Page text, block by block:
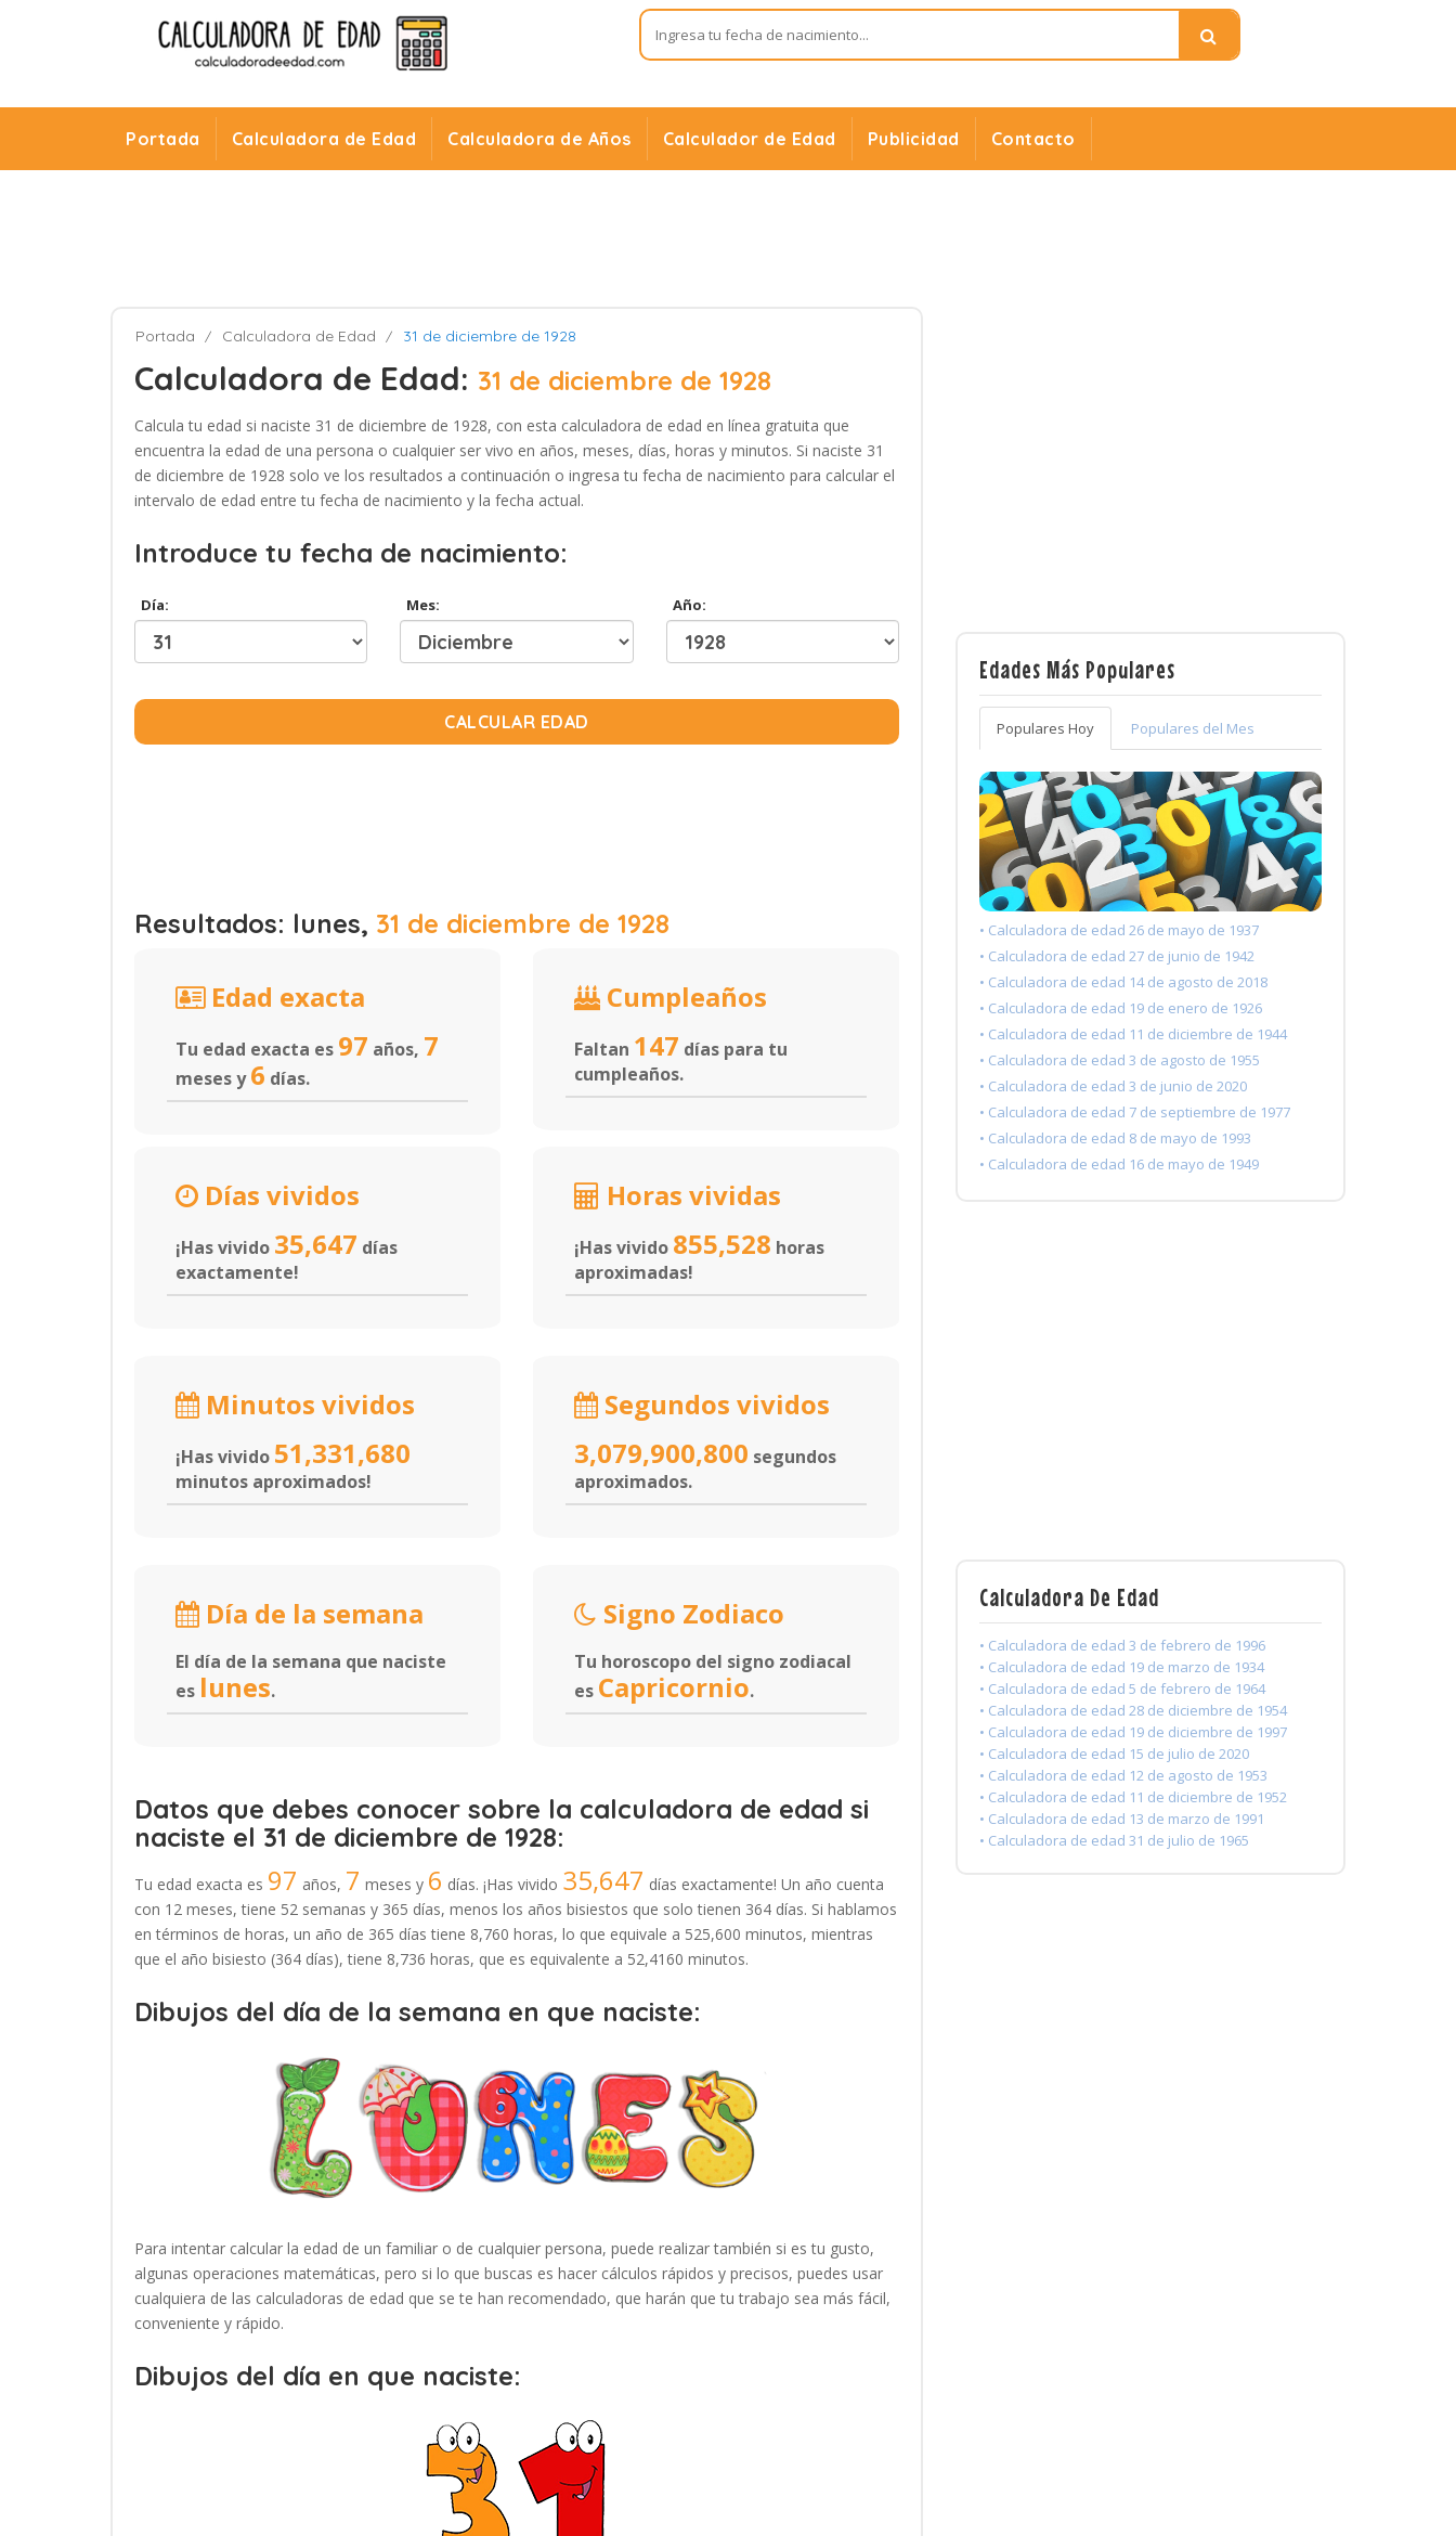
Portada Calculadora de Edad Calculadora de Años Calculador de Edad Publicidad Contacto
Portada Calculadora de Edad 31 de diciembre de 1928
Calculadora de Edad: 31 de diciembre de 1928
Calcula tu edad si naciste 31 de diciembre de 1928, con esta calculadora de edad en línea gratuita que
encuentra la edad de una persona o cualquier ser vivo en años, meses, días, horas y minutos. Si naciste 31
de diciembre de 1928 solo ve los resultados a continuación o ingresa tu fecha de nacimiento para calcular el
intervalo de edad entre tu fecha de nacimiento y la fecha actual.
Introduce tu fecha de nacimiento:
Día: Mes: Año:
CALCULAR EDAD
Resultados: lunes, 31 de diciembre de 1928
Edad exacta
Tu edad exacta es 97 años, 7
meses y6 días.
Cumpleaños
Faltan 147 días para tu
cumpleaños.
Días vividos
¡Has vivido 35,647 días
exactamente!
Horas vividas
¡Has vivido 855,528 horas
aproximadas!
Minutos vividos
¡Has vivido 51,331,680
minutos aproximados!
Segundos vividos
3,079,900,800 segundos
aproximados.
Día de la semana
El día de la semana que naciste
es lunes.
Signo Zodiaco
Tu horoscopo del signo zodiacal
es Capricornio.
Datos que debes conocer sobre la calculadora de edad si
naciste el 31 de diciembre de 1928:
Tu edad exacta es 97 años, 7 meses y 6 días. ¡Has vivido 35,647 días exactamente! Un año cuenta
con 12 meses, tiene 52 semanas y 365 días, menos los años bisiestos que solo tienen 364 días. Si hablamos
en términos de horas, un año de 365 días tiene 8,760 horas, lo que equivale a 525,600 minutos, mientras
que el año bisiesto (364 días), tiene 8,736 horas, que es equivalente a 52,4160 minutos.
Dibujos del día de la semana en que naciste:
Para intentar calcular la edad de un familiar o de cualquier persona, puede realizar también si es tu gusto,
algunas operaciones matemáticas, pero si lo que buscas es hacer cálculos rápidos y precisos, puedes usar
cualquiera de las calculadoras de edad que se te han recomendado, que harán que tu trabajo sea más fácil,
conveniente y rápido.
Dibujos del día en que naciste:
Edades Más Populares
Populares Hoy Populares del Mes
• Calculadora de edad 26 de mayo de 1937
• Calculadora de edad 27 de junio de 1942
• Calculadora de edad 14 de agosto de 2018
• Calculadora de edad 19 de enero de 1926
• Calculadora de edad 11 de diciembre de 1944
• Calculadora de edad 3 de agosto de 1955
• Calculadora de edad 3 de junio de 2020
• Calculadora de edad 7 de septiembre de 1977
• Calculadora de edad 8 de mayo de 1993
• Calculadora de edad 16 de mayo de 1949
Calculadora De Edad
• Calculadora de edad 3 de febrero de 1996
• Calculadora de edad 19 de marzo de 1934
• Calculadora de edad 5 de febrero de 1964
• Calculadora de edad 28 de diciembre de 1954
• Calculadora de edad 19 de diciembre de 1997
• Calculadora de edad 15 de julio de 2020
• Calculadora de edad 12 de agosto de 1953
• Calculadora de edad 11 de diciembre de 1952
• Calculadora de edad 13 de marzo de 1991
• Calculadora de edad 31 de julio de 1965